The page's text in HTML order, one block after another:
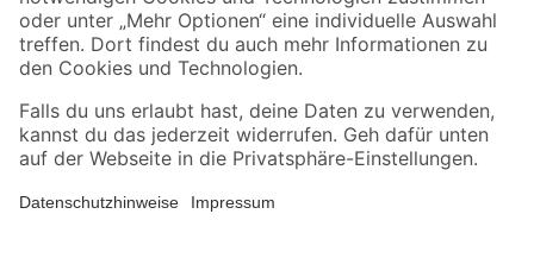
Alle Preisangaben in EUR inkl. gesetzl. MwSt.. Die dargestellten Angebote sind unter
Umständen nicht in allen Märkten verfügbar. Die angegebenen Verfügbarkeiten beziehen
Produkte nur solange der Vorrat reicht.
*Paketversand ab 59 € versandkostenfrei, gilt nicht für Artikel mit Speditionsversand, hier